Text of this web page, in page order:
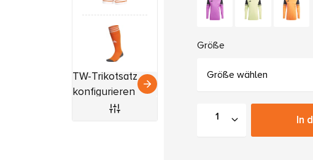
TW-Trikotsatz
konfigurieren
Größe
Größe wählen
In